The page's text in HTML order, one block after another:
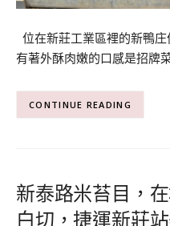
位在新莊工業區裡的新鴨
有著外酥肉嫩的口感是招牌
CONTINUE READING
新泰路米苔目，
白切，捷運新莊